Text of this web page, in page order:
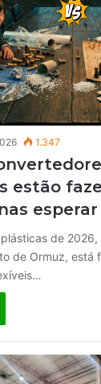
1.347
estão
de
de Ormuz, está